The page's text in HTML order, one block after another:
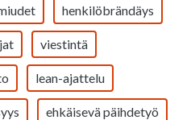
henkilöbrändäys
viestintä
lean-ajattelu
ehkäisevä päihdetyö